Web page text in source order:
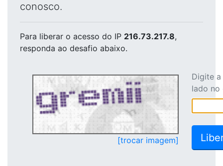
conosco.
Para liberar o acesso do IP 216.73.217.8,
responda ao desafio abaixo.
[trocar imagem]
Digite
lado no